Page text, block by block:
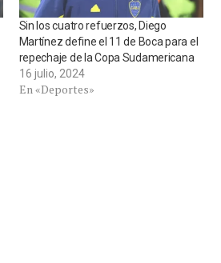
Sin los cuatro refuerzos, Diego
Martínez define el 11 de Boca para el
repechaje de la Copa Sudamericana
16 julio, 2024
En «Deportes»